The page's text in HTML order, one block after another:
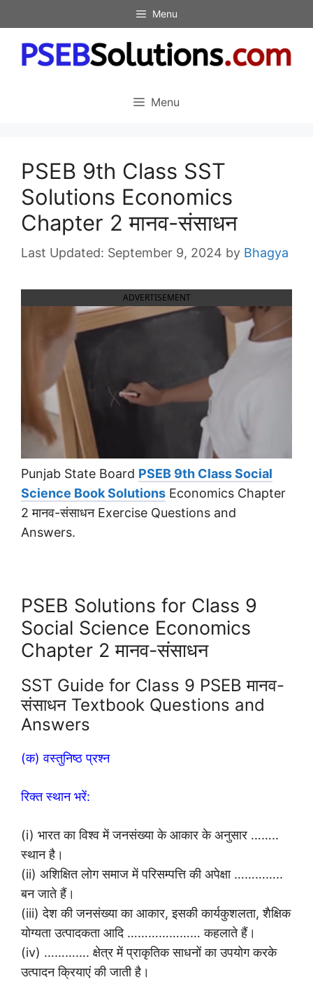
to
content
Menu
Menu
PSEB 9th Class SST
Solutions Economics
Chapter 2 मानव-संसाधन
September 9, 2024 by Bhagya
ADVERTISEMENT
Punjab State Board PSEB 9th Class Social
Science Book Solutions Economics Chapter
2 मानव-संसाधन Exercise Questions and
Answers.
PSEB Solutions for Class 9
Social Science Economics
Chapter 2 मानव-संसाधन
SST Guide for Class 9 PSEB मानव-
संसाधन Textbook Questions and
Answers
(क) वस्तुनिष्ठ प्रश्न
रिक्त स्थान भरें:
(i) भारत का विश्व में जनसंख्या के आकार के अनुसार ……..
स्थान है।
(ii) अशिक्षित लोग समाज में परिसम्पत्ति की अपेक्षा …………..
बन जाते हैं।
(iii) देश की जनसंख्या का आकार, इसकी कार्यकुशलता, शैक्षिक
योग्यता उत्पादकता आदि ………………… कहलाते हैं।
(iv) …………. क्षेत्र में प्राकृतिक साधनों का उपयोग करके
उत्पादन क्रियाएं की जाती है।